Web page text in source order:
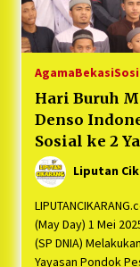
AgamaBekasi
Hari Buruh
Denso
Sosial ke 2
Kabupaten
Liputan
(May Day) 1 Mei
(SP DNIA)
Yayasan Pondok